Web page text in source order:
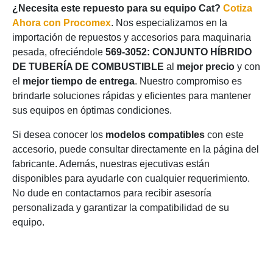
¿Necesita este repuesto para su equipo Cat? Cotiza
Ahora con Procomex. Nos especializamos en la
importación de repuestos y accesorios para maquinaria
pesada, ofreciéndole 569-3052: CONJUNTO HÍBRIDO
DE TUBERÍA DE COMBUSTIBLE al mejor precio y con
el mejor tiempo de entrega. Nuestro compromiso es
brindarle soluciones rápidas y eficientes para mantener
sus equipos en óptimas condiciones.
Si desea conocer los modelos compatibles con este
accesorio, puede consultar directamente en la página del
fabricante. Además, nuestras ejecutivas están
disponibles para ayudarle con cualquier requerimiento.
No dude en contactarnos para recibir asesoría
personalizada y garantizar la compatibilidad de su
equipo.